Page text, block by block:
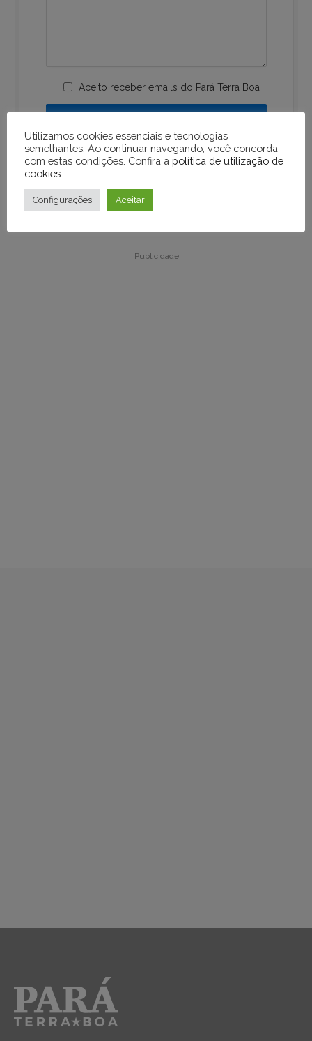
Aceito receber emails do Pará Terra Boa
Publicidade
Publicidade
Utilizamos cookies essenciais e tecnologias
semelhantes. Ao continuar navegando, você concorda
com estas condições. Confira a política de utilização de
cookies
Configurações Aceitar